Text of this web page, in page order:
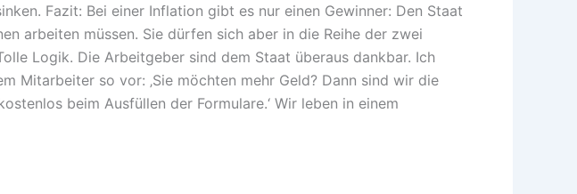
Fazit: Bei einer Inflation gibt es nur einen Gewinner: Den Staat
arbeiten müssen. Sie dürfen sich aber in die Reihe der zwei
Logik. Die Arbeitgeber sind dem Staat überaus dankbar. Ich
Mitarbeiter so vor: ‚Sie möchten mehr Geld? Dann sind wir die
beim Ausfüllen der Formulare.‘ Wir leben in einem